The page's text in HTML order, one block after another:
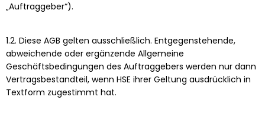
„Auftraggeber“).
1.2. Diese AGB gelten ausschließlich. Entgegenstehende,
abweichende oder ergänzende Allgemeine
Geschäftsbedingungen des Auftraggebers werden nur dann
Vertragsbestandteil, wenn HSE ihrer Geltung ausdrücklich in
Textform zugestimmt hat.